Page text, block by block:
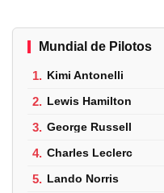
Mundial de Pilotos
1. Kimi Antonelli
2. Lewis Hamilton
3. George Russell
4. Charles Leclerc
5. Lando Norris